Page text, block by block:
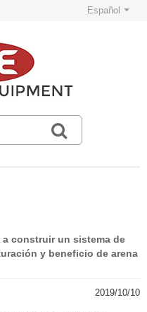
Español
a construir un sistema de
y beneficio de arena
2019/10/10